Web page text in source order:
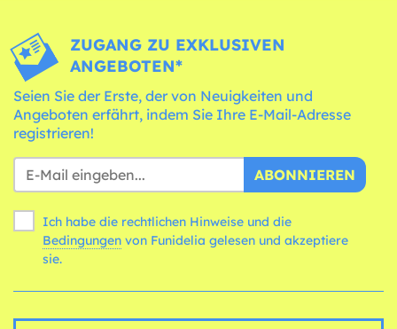
ZUGANG ZU EXKLUSIVEN
ANGEBOTEN*
Seien Sie der Erste, der von Neuigkeiten und
Angeboten erfährt, indem Sie Ihre E-Mail-Adresse
registrieren!
ABONNIEREN
Ich habe die rechtlichen Hinweise und die
Bedingungen
sie.